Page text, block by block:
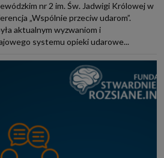
nr 2 im. Św. Jadwigi Królowej w
„Wspólnie przeciw udarom”.
aktualnym wyzwaniom i
systemu opieki udarowe...